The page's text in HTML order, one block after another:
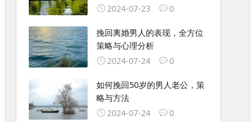
2024-07-23
0
挽回离婚男人的表现，全方位
策略与心理分析
2024-07-24
0
如何挽回50岁的男人老公，策
略与方法
2024-07-24
0